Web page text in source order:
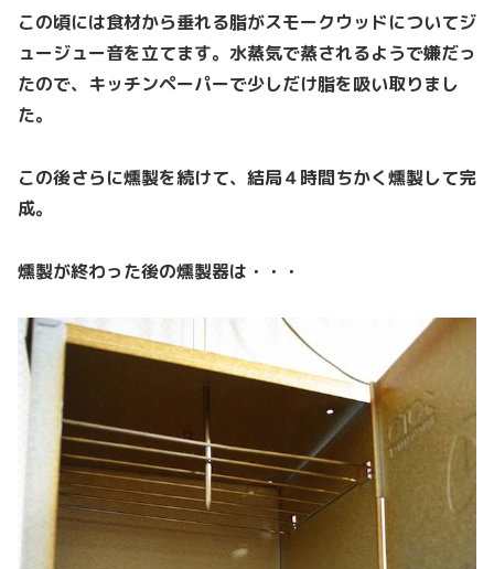
この頃には食材から垂れる脂がスモークウッドについてジ
ュージュー音を立てます。水蒸気で蒸されるようで嫌だっ
たので、キッチンペーパーで少しだけ脂を吸い取りまし
た。
この後さらに燻製を続けて、結局４時間ちかく燻製して完
成。
燻製が終わった後の燻製器は・・・